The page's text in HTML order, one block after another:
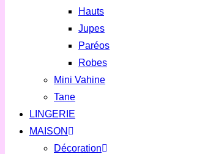
Hauts
Jupes
Paréos
Robes
Mini Vahine
Tane
LINGERIE
MAISON
Décoration